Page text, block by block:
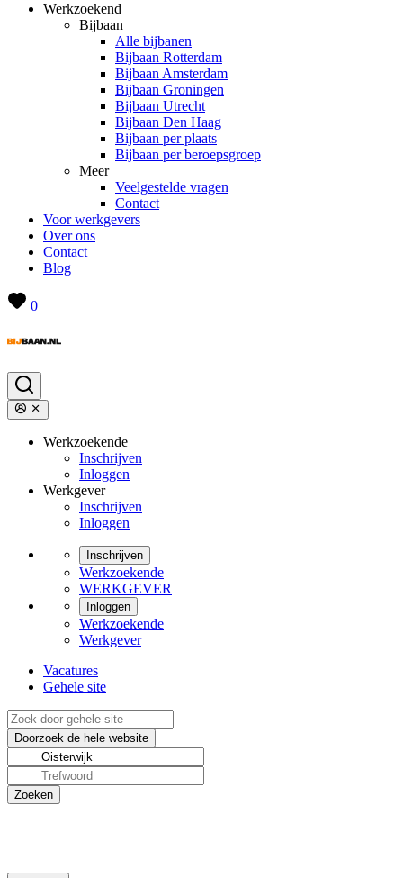
Werkzoekend
Bijbaan
Alle bijbanen
Bijbaan Rotterdam
Bijbaan Amsterdam
Bijbaan Groningen
Bijbaan Utrecht
Bijbaan Den Haag
Bijbaan per plaats
Bijbaan per beroepsgroep
Meer
Veelgestelde vragen
Contact
Voor werkgevers
Over ons
Contact
Blog
0
Werkzoekende
Inschrijven
Inloggen
Werkgever
Inschrijven
Inloggen
Inschrijven
Werkzoekende
WERKGEVER
Inloggen
Werkzoekende
Werkgever
Vacatures
Gehele site